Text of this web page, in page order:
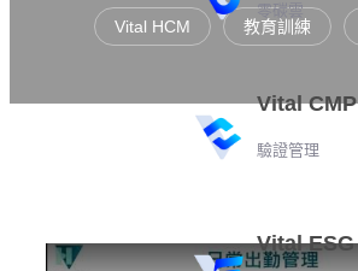
零碳雲
Vital CMP
驗證管理
Vital ESG
Vital HCM 教育訓練